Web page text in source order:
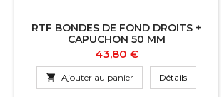
RTF BONDES DE FOND DROITS +
CAPUCHON 50 MM
Prix
43,80 €
 Ajouter au panier Détails